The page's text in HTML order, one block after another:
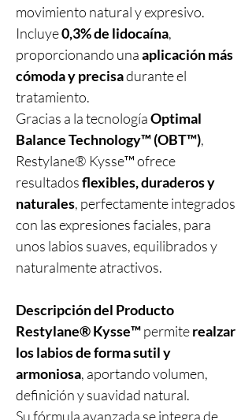
movimiento natural y expresivo.
Incluye0,3% de lidocaína,
proporcionando unaaplicación más
cómoda y precisadurante el
tratamiento.
Gracias a la tecnologíaOptimal
Balance Technology™ (OBT™),
Restylane® Kysse™ ofrece
resultadosflexibles, duraderos y
naturales, perfectamente integrados
con las expresiones faciales, para
unos labios suaves, equilibrados y
naturalmente atractivos.
Descripción del Producto
Restylane® Kysse™permiterealzar
los labios de forma sutil y
armoniosa, aportando volumen,
definición y suavidad natural.
Su fórmula avanzada se integra de